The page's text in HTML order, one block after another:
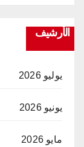
الأرشيف
يوليو 2026
يونيو 2026
مايو 2026